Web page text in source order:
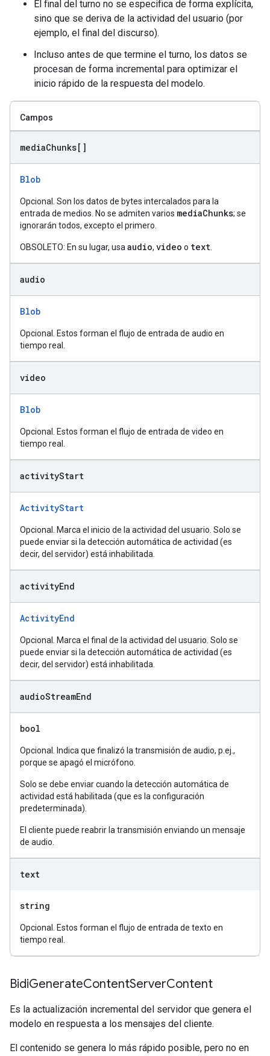
El final del turno no se especifica de forma explícita,
sino que se deriva de la actividad del usuario (por
ejemplo, el final del discurso).
Incluso antes de que termine el turno, los datos se
procesan de forma incremental para optimizar el
inicio rápido de la respuesta del modelo.
Campos
mediaChunks[]
Blob
Opcional. Son los datos de bytes intercalados para la
entrada de medios. No se admiten varios mediaChunks; se
ignorarán todos, excepto el primero.
OBSOLETO: En su lugar, usa audio, video o text
audio
Blob
Opcional. Estos forman el flujo de entrada de audio en
tiempo real.
video
Blob
Opcional. Estos forman el flujo de entrada de video en
tiempo real.
activityStart
ActivityStart
Opcional. Marca el inicio de la actividad del usuario. Solo se
puede enviar si la detección automática de actividad (es
decir, del servidor) está inhabilitada.
activityEnd
ActivityEnd
Opcional. Marca el final de la actividad del usuario. Solo se
puede enviar si la detección automática de actividad (es
decir, del servidor) está inhabilitada.
audioStreamEnd
bool
Opcional. Indica que finalizó la transmisión de audio, p.ej.,
porque se apagó el micrófono.
Solo se debe enviar cuando la detección automática de
actividad está habilitada (que es la configuración
predeterminada).
El cliente puede reabrir la transmisión enviando un mensaje
de audio.
text
string
Opcional. Estos forman el flujo de entrada de texto en
tiempo real.
BidiGenerateContentServerContent
Es la actualización incremental del servidor que genera el
modelo en respuesta a los mensajes del cliente.
El contenido se genera lo más rápido posible, pero no en